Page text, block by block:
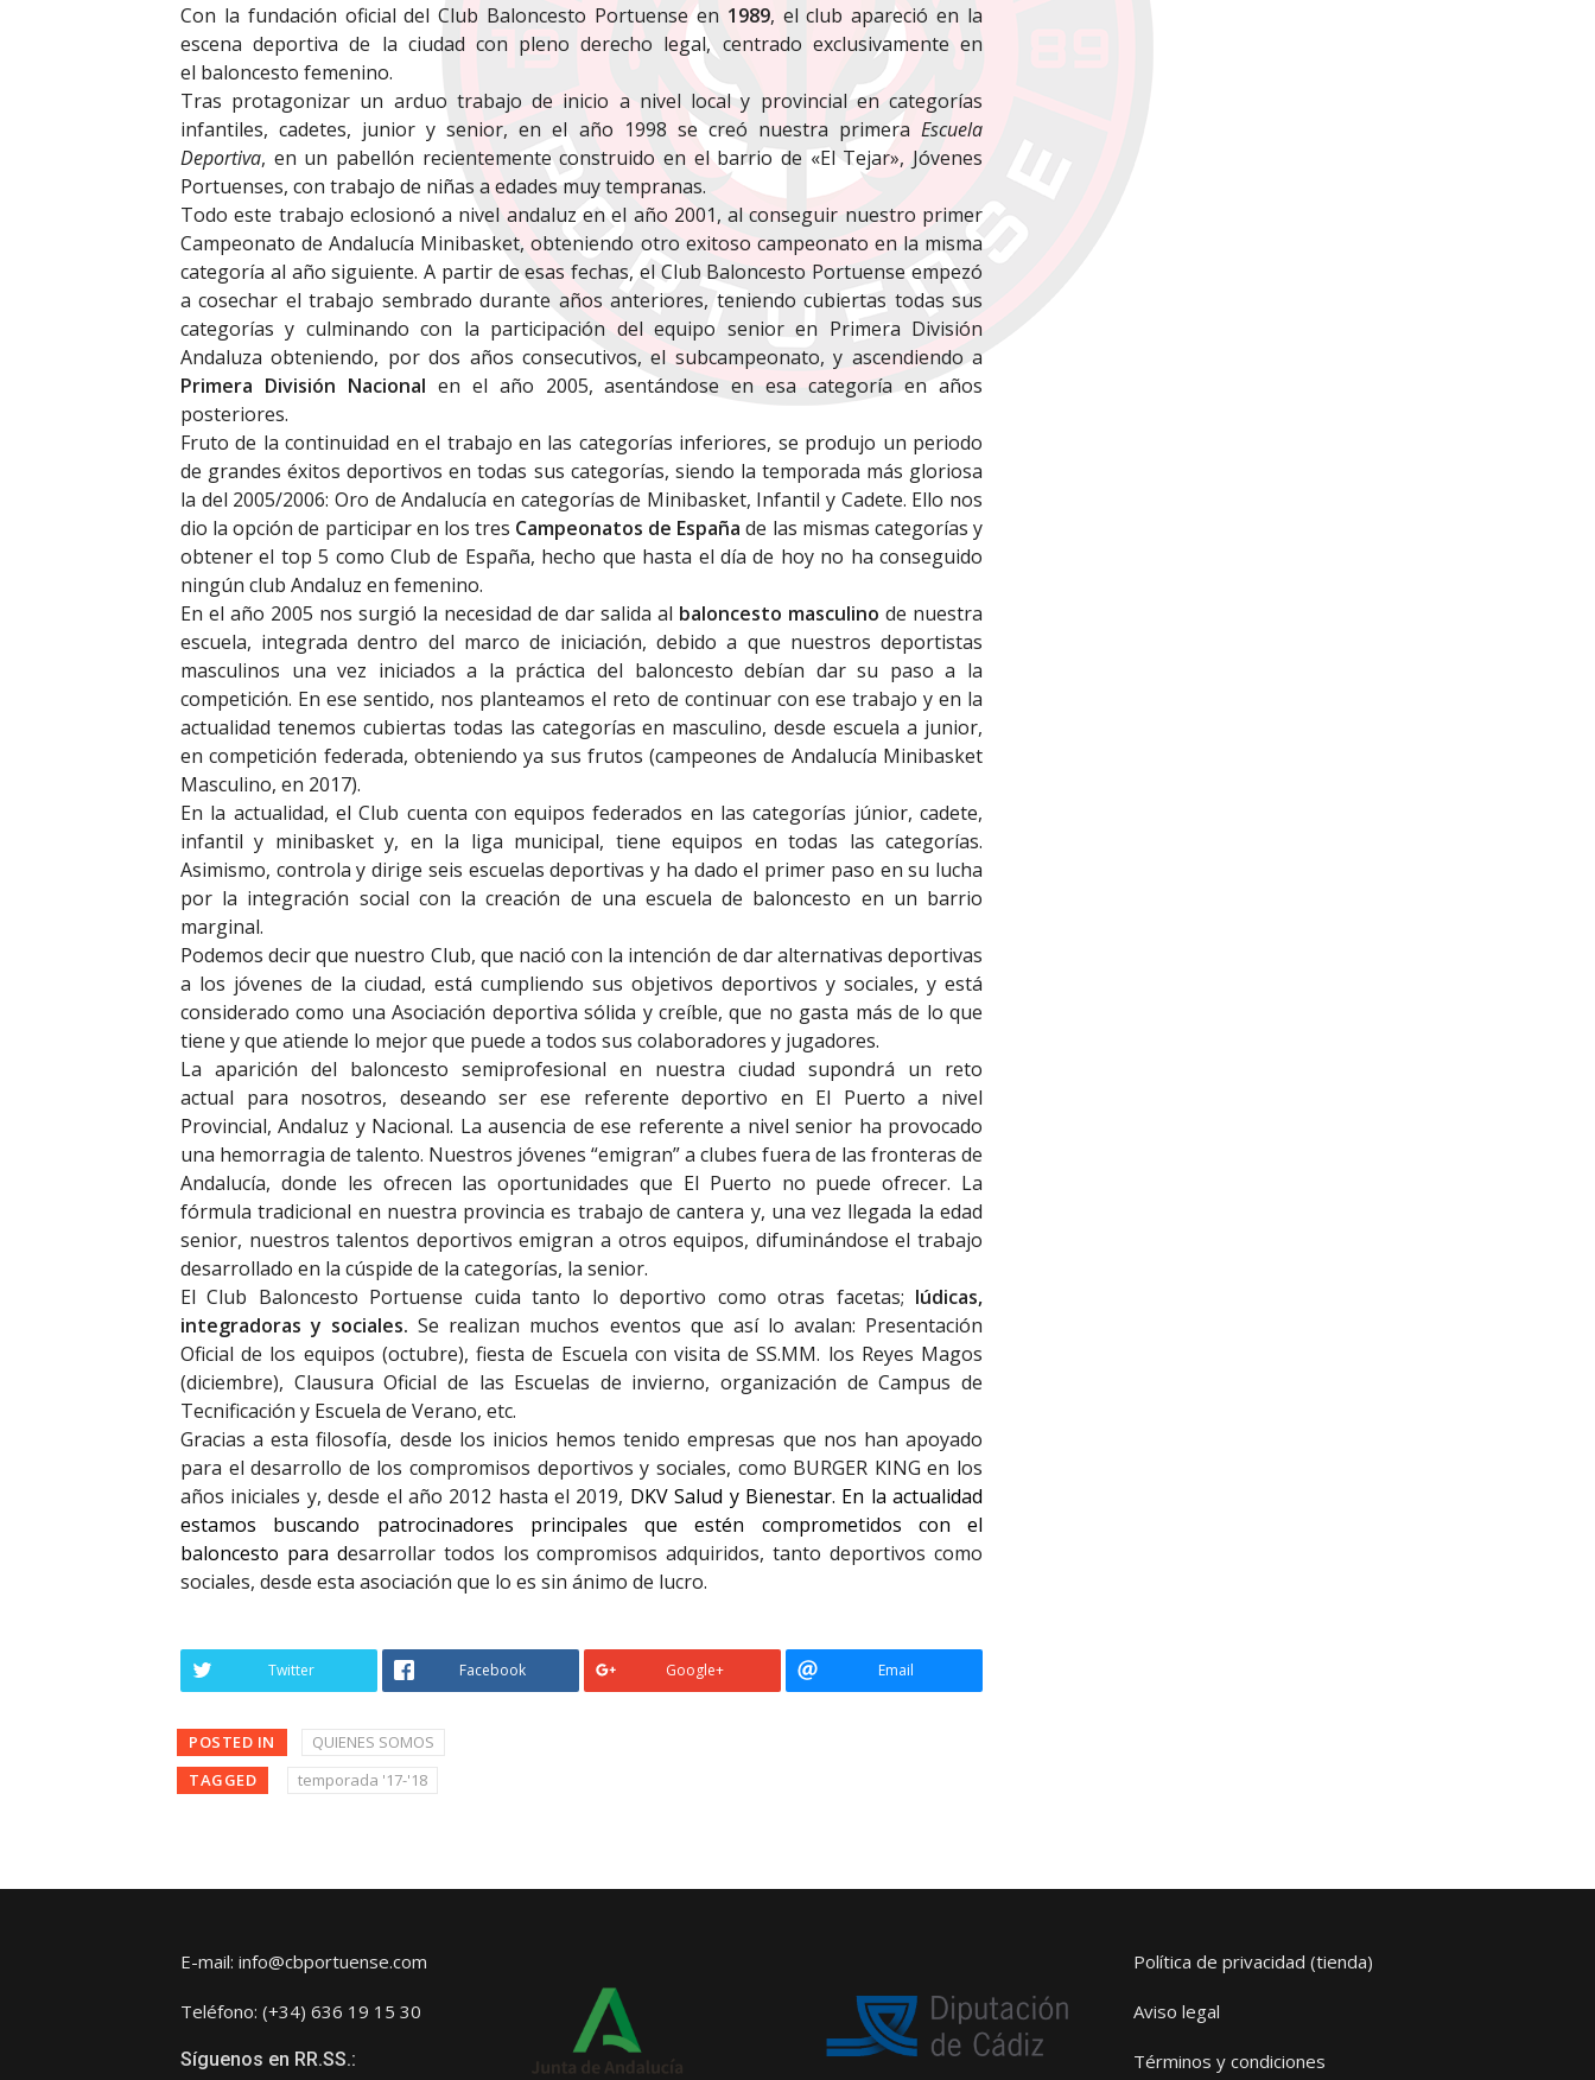
Con la fundación oficial del Club Baloncesto Portuense en 1989, el club apareció en la
escena deportiva de la ciudad con pleno derecho legal, centrado exclusivamente en
el baloncesto femenino.
Tras protagonizar un arduo trabajo de inicio a nivel local y provincial en categorías
infantiles, cadetes, junior y senior, en el año 1998 se creó nuestra primera Escuela
Deportiva, en un pabellón recientemente construido en el barrio de «El Tejar», Jóvenes
Portuenses, con trabajo de niñas a edades muy tempranas.
Todo este trabajo eclosionó a nivel andaluz en el año 2001, al conseguir nuestro primer
Campeonato de Andalucía Minibasket, obteniendo otro exitoso campeonato en la misma
categoría al año siguiente. A partir de esas fechas, el Club Baloncesto Portuense empezó
a cosechar el trabajo sembrado durante años anteriores, teniendo cubiertas todas sus
categorías y culminando con la participación del equipo senior en Primera División
Andaluza obteniendo, por dos años consecutivos, el subcampeonato, y ascendiendo a
Primera División Nacional en el año 2005, asentándose en esa categoría en años
posteriores.
Fruto de la continuidad en el trabajo en las categorías inferiores, se produjo un periodo
de grandes éxitos deportivos en todas sus categorías, siendo la temporada más gloriosa
la del 2005/2006: Oro de Andalucía en categorías de Minibasket, Infantil y Cadete. Ello nos
dio la opción de participar en los tres Campeonatos de España de las mismas categorías y
obtener el top 5 como Club de España, hecho que hasta el día de hoy no ha conseguido
ningún club Andaluz en femenino.
En el año 2005 nos surgió la necesidad de dar salida al baloncesto masculino de nuestra
escuela, integrada dentro del marco de iniciación, debido a que nuestros deportistas
masculinos una vez iniciados a la práctica del baloncesto debían dar su paso a la
competición. En ese sentido, nos planteamos el reto de continuar con ese trabajo y en la
actualidad tenemos cubiertas todas las categorías en masculino, desde escuela a junior,
en competición federada, obteniendo ya sus frutos (campeones de Andalucía Minibasket
Masculino, en 2017).
En la actualidad, el Club cuenta con equipos federados en las categorías júnior, cadete,
infantil y minibasket y, en la liga municipal, tiene equipos en todas las categorías.
Asimismo, controla y dirige seis escuelas deportivas y ha dado el primer paso en su lucha
por la integración social con la creación de una escuela de baloncesto en un barrio
marginal.
Podemos decir que nuestro Club, que nació con la intención de dar alternativas deportivas
a los jóvenes de la ciudad, está cumpliendo sus objetivos deportivos y sociales, y está
considerado como una Asociación deportiva sólida y creíble, que no gasta más de lo que
tiene y que atiende lo mejor que puede a todos sus colaboradores y jugadores.
La aparición del baloncesto semiprofesional en nuestra ciudad supondrá un reto
actual para nosotros, deseando ser ese referente deportivo en El Puerto a nivel
Provincial, Andaluz y Nacional. La ausencia de ese referente a nivel senior ha provocado
una hemorragia de talento. Nuestros jóvenes “emigran” a clubes fuera de las fronteras de
Andalucía, donde les ofrecen las oportunidades que El Puerto no puede ofrecer. La
fórmula tradicional en nuestra provincia es trabajo de cantera y, una vez llegada la edad
senior, nuestros talentos deportivos emigran a otros equipos, difuminándose el trabajo
desarrollado en la cúspide de la categorías, la senior.
El Club Baloncesto Portuense cuida tanto lo deportivo como otras facetas; lúdicas,
integradoras y sociales. Se realizan muchos eventos que así lo avalan: Presentación
Oficial de los equipos (octubre), fiesta de Escuela con visita de SS.MM. los Reyes Magos
(diciembre), Clausura Oficial de las Escuelas de invierno, organización de Campus de
Tecnificación y Escuela de Verano, etc.
Gracias a esta filosofía, desde los inicios hemos tenido empresas que nos han apoyado
para el desarrollo de los compromisos deportivos y sociales, como BURGER KING en los
años iniciales y, desde el año 2012 hasta el 2019, DKV Salud y Bienestar. En la actualidad
estamos buscando patrocinadores principales que estén comprometidos con el
baloncesto para desarrollar todos los compromisos adquiridos, tanto deportivos como
sociales, desde esta asociación que lo es sin ánimo de lucro.
Twitter Facebook Google+ Email
POSTED IN
QUIENES SOMOS
TAGGED
temporada '17-'18
E-mail: info@cbportuense.com
Teléfono: (+34) 636 19 15 30
Síguenos en RR.SS.:
Política de privacidad (tienda)
Aviso legal
Términos y condiciones